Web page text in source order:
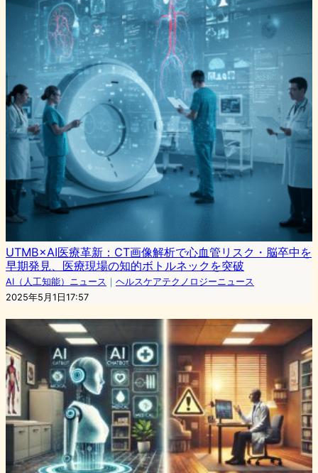
UTMB×AI医療革新：CT画像解析で心血管リスク・脳卒中を
早期発見、医療現場の知的ボトルネックを突破
AI（人工知能）ニュース ｜ ヘルスケアテクノロジーニュース
2025年5月1日17:57